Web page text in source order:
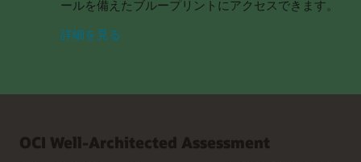
に
ールを備えたブループリントにアクセスできます。
詳細を見る
zones
い
OCI Well-Architected Assessment